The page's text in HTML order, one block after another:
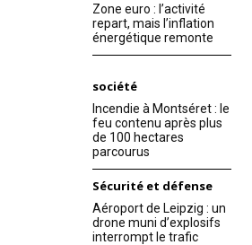
Zone euro : l’activité
repart, mais l’inflation
énergétique remonte
société
Incendie à Montséret : le
feu contenu après plus
de 100 hectares
parcourus
Sécurité et défense
Aéroport de Leipzig : un
drone muni d’explosifs
interrompt le trafic